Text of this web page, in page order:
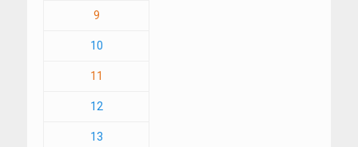
9
10
11
12
13